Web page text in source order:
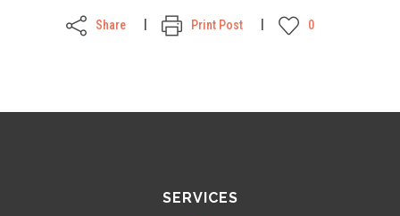
Share Print Post 0
SERVICES